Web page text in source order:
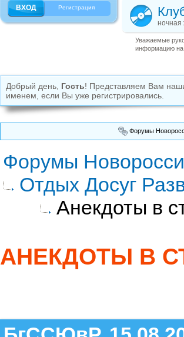
Регистрация
ночная
Уважаемые
информацию на
Добрый день, Гость! Представляем Вам
именем, если Вы уже регистрировались.
Форумы
Форумы
Отдых Досуг
Анекдоты в
АНЕКДОТЫ В